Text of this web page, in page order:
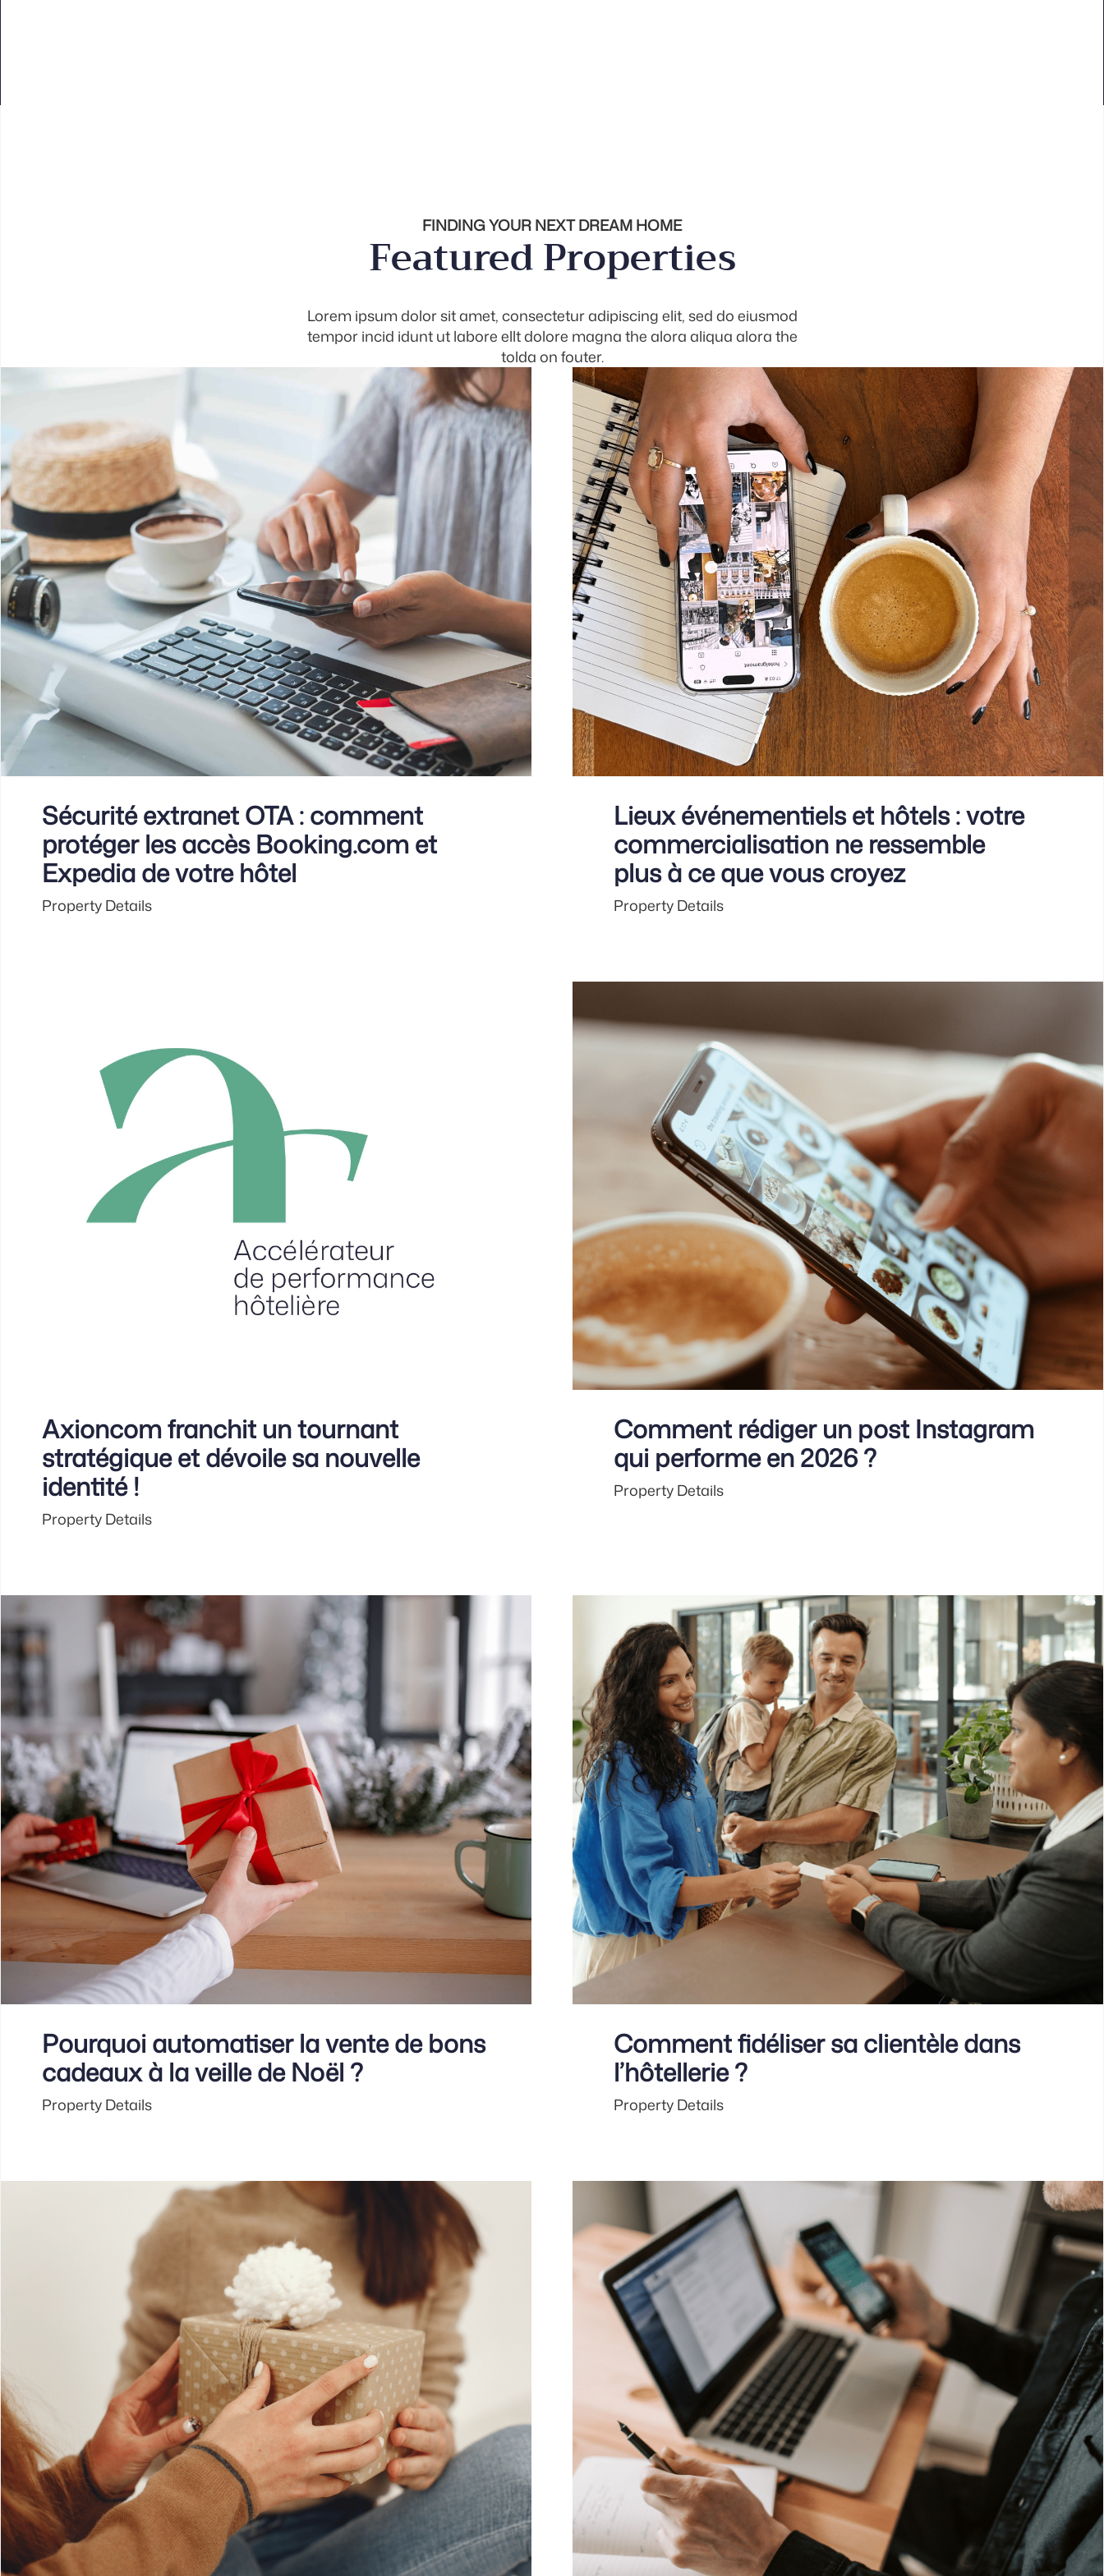
FINDING YOUR NEXT DREAM HOME
Featured Properties
Lorem ipsum dolor sit amet, consectetur adipiscing elit, sed do eiusmod
tempor incid idunt ut labore ellt dolore magna the alora aliqua alora the
tolda on fouter.
Sécurité extranet OTA : comment
protéger les accès Booking.com et
Expedia de votre hôtel
Property Details
Lieux événementiels et hôtels : votre
commercialisation ne ressemble
plus à ce que vous croyez
Property Details
Axioncom franchit un tournant
stratégique et dévoile sa nouvelle
identité !
Property Details
Comment rédiger un post Instagram
qui performe en 2026 ?
Property Details
Pourquoi automatiser la vente de bons
cadeaux à la veille de Noël ?
Property Details
Comment fidéliser sa clientèle dans
l’hôtellerie ?
Property Details